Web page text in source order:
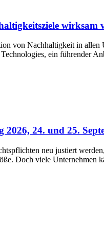
wirksam
von Nachhaltigkeit in
ein führender
24. und 25.
neu justiert
Doch viele